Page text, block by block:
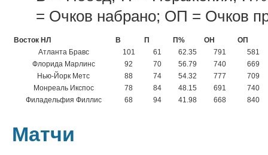
= Очков набрано; ОП = Очков
Восток НЛ В П П% ОН
ОП
Атланта Бравс
101 61 62.35 791
581
Флорида Марлинс
92 70 56.79 740
669
Нью-Йорк Метс
88 74 54.32 777
709
Монреаль Икспос
78 84 48.15 691
740
Филадельфия Филлис
68 94 41.98 668 840
Матчи